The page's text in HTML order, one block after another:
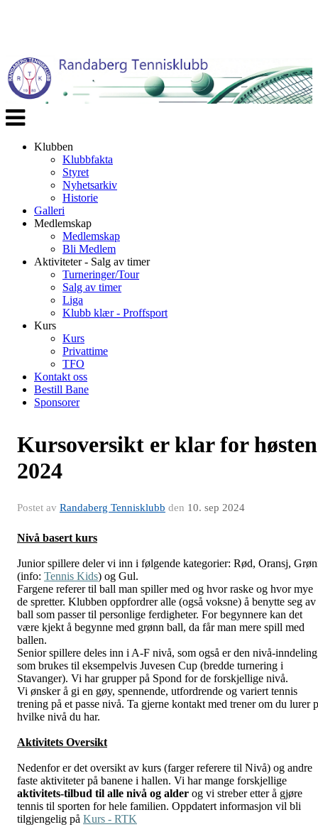
Veksle
navigasjon
Klubben
Klubbfakta
Styret
Nyhetsarkiv
Historie
Galleri
Medlemskap
Medlemskap
Bli Medlem
Aktiviteter - Salg av timer
Turneringer/Tour
Salg av timer
Liga
Klubb klær - Proffsport
Kurs
Kurs
Privattime
TFO
Kontakt oss
Bestill Bane
Sponsorer
Kursoversikt er klar for høsten
2024
Postet av Randaberg Tennisklubb den 10. sep 2024
Nivå basert kurs
Junior spillere deler vi inn i følgende kategorier: Rød, Oransj,
(info: Tennis Kids) og Gul.
Fargene referer til ball man spiller med og hvor raske og hvor mye
de spretter. Klubben oppfordrer alle (også voksne) å benytte seg av
ball som passer til personlige ferdigheter. For begynnere kan det
være kjekt å begynne med grønn ball, da får man mere spill med
ballen.
Senior spillere deles inn i A-F nivå, som også er den nivå-inndeling
som brukes til eksempelvis Juvesen Cup (bredde turnering i
Stavanger). Vi har grupper på Spond for de forskjellige nivå.
Vi ønsker å gi en gøy, spennende, utfordrende og variert tennis
trening på et passe nivå. Ta gjerne kontakt med trener om du lurer
hvilke nivå du har.
Aktivitets Oversikt
Nedenfor er det oversikt av kurs (farger referere til Nivå) og andre
faste aktiviteter på banene i hallen. Vi har mange forskjellige
aktivitets-tilbud til alle nivå og alder og vi streber etter å gjøre
tennis til sporten for hele familien. Oppdatert informasjon vil bli
tilgjengelig på Kurs - RTK